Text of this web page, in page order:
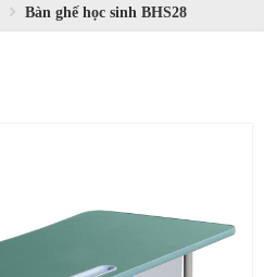
Bàn ghế học sinh BHS28